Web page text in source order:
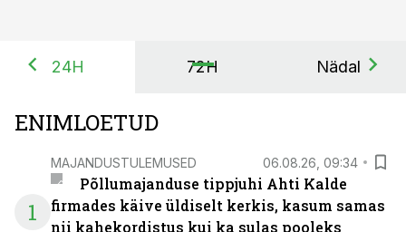
24H 72H Nädal
ENIMLOETUD
1
MAJANDUSTULEMUSED 06.08.26, 09:34
Põllumajanduse tippjuhi Ahti Kalde
firmades käive üldiselt kerkis, kasum samas
nii kahekordistus kui ka sulas pooleks